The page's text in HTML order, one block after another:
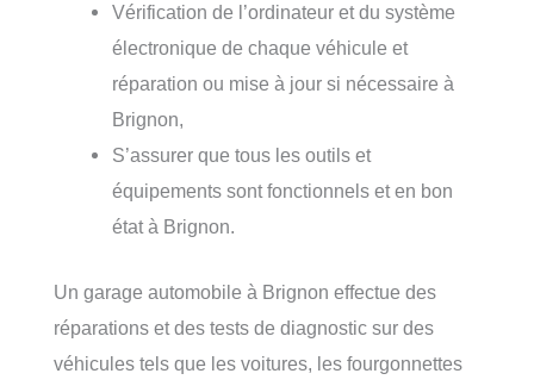
Vérification de l’ordinateur et du système
électronique de chaque véhicule et
réparation ou mise à jour si nécessaire à
Brignon,
S’assurer que tous les outils et
équipements sont fonctionnels et en bon
état à Brignon.
Un garage automobile à Brignon effectue des
réparations et des tests de diagnostic sur des
véhicules tels que les voitures, les fourgonnettes